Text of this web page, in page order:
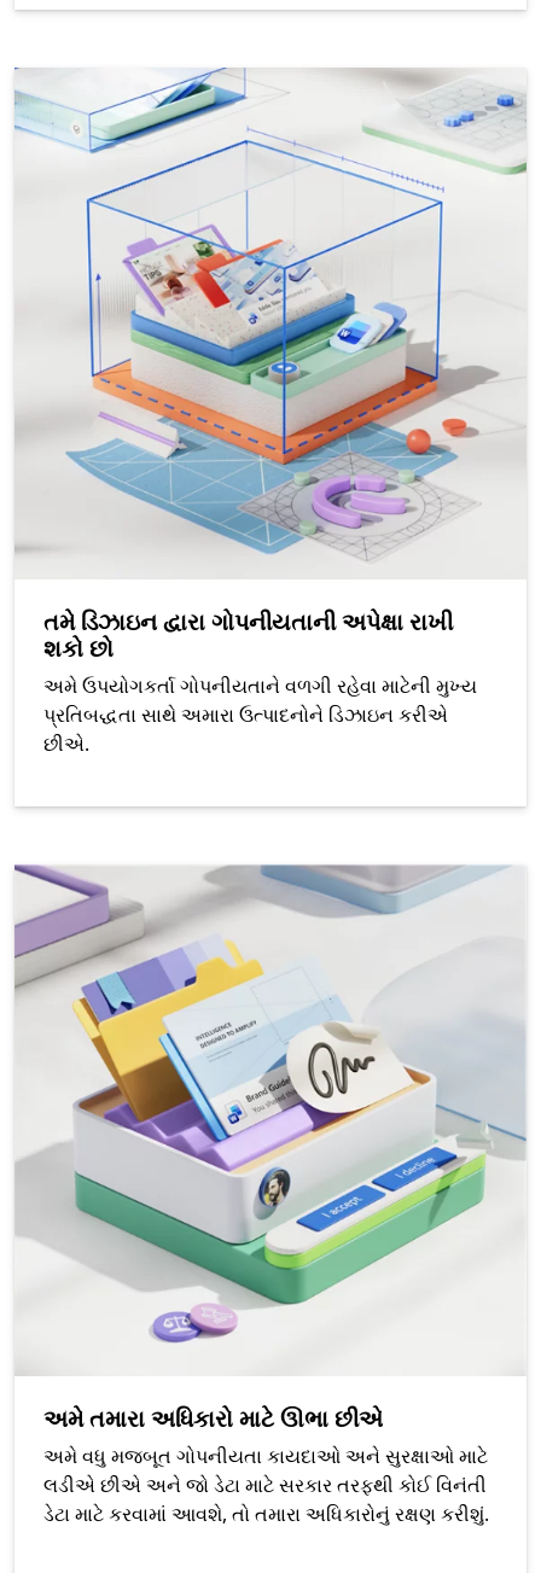
તમે ડિઝાઇન દ્વારા ગોપનીયતાની અપેક્ષા રાખી
શકો છો
અમે ઉપયોગકર્તા ગોપનીયતાને વળગી રહેવા માટેની મુખ્ય
પ્રતિબદ્ધતા સાથે અમારા ઉત્પાદનોને ડિઝાઇન કરીએ
છીએ.
અમે તમારા અધિકારો માટે ઊભા છીએ
અમે વધુ મજબૂત ગોપનીયતા કાયદાઓ અને સુરક્ષાઓ માટે
લડીએ છીએ અને જો ડેટા માટે સરકાર તરફથી કોઈ વિનંતી
ડેટા માટે કરવામાં આવશે, તો તમારા અધિકારોનું રક્ષણ કરીશું.